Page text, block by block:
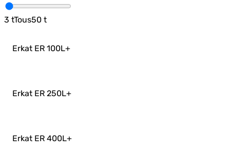
3 tTous50 t
Erkat ER 100L+
Erkat ER 250L+
Erkat ER 400L+